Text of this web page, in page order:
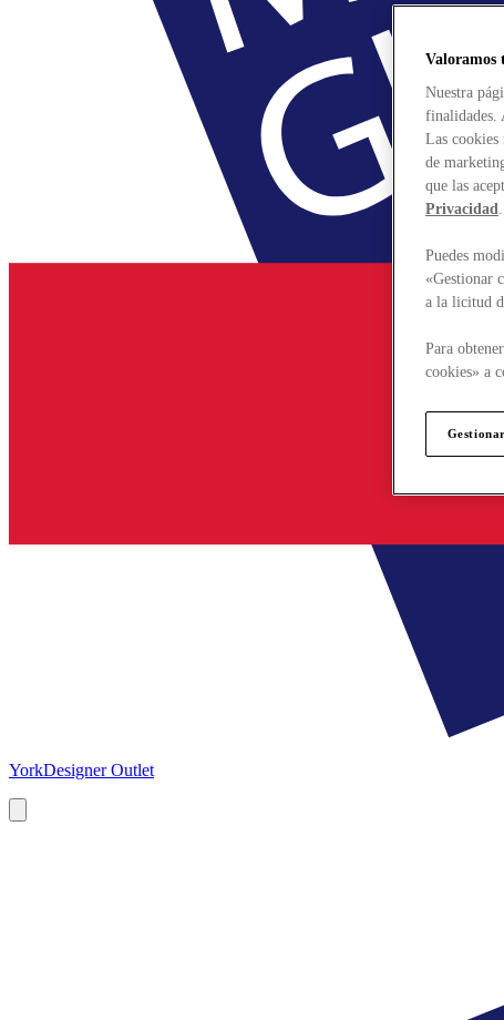
YorkDesigner Outlet
Valoramos
Nuestra
finalidades.
Las cookies
de
que las
Privacidad.
Puedes
«Gestionar
a la licitud
Para
cookies» a